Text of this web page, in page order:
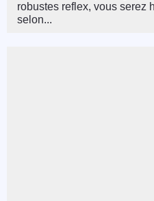
robustes reflex, vous serez
selon...